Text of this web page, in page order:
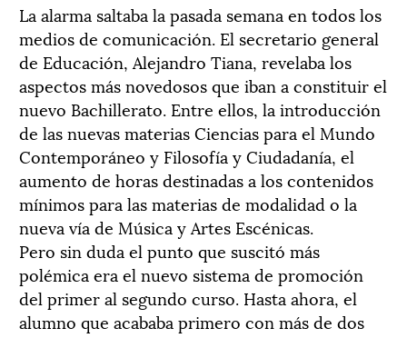
La alarma saltaba la pasada semana en todos los
medios de comunicación. El secretario general
de Educación, Alejandro Tiana, revelaba los
aspectos más novedosos que iban a constituir el
nuevo Bachillerato. Entre ellos, la introducción
de las nuevas materias Ciencias para el Mundo
Contemporáneo y Filosofía y Ciudadanía, el
aumento de horas destinadas a los contenidos
mínimos para las materias de modalidad o la
nueva vía de Música y Artes Escénicas.
Pero sin duda el punto que suscitó más
polémica era el nuevo sistema de promoción
del primer al segundo curso. Hasta ahora, el
alumno que acababa primero con más de dos